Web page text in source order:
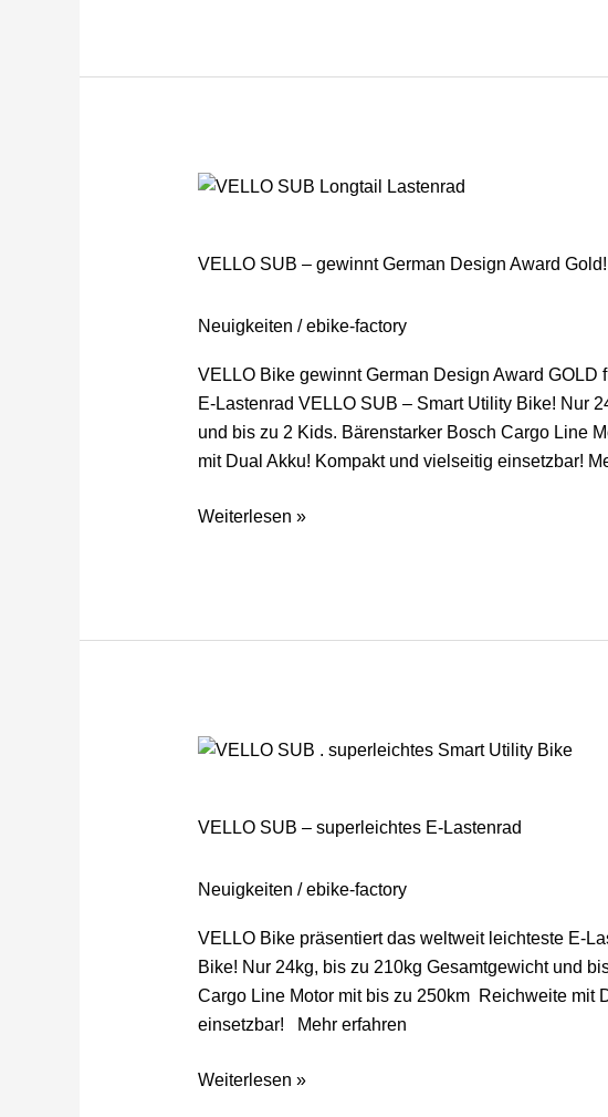
VELLO SUB – gewinnt German Design Award Gold!
Neuigkeiten /ebike-factory
VELLO Bike gewinnt German Design Award GOLD
E-Lastenrad VELLO SUB – Smart Utility Bike! Nur
und bis zu 2 Kids. Bärenstarker Bosch Cargo Line
mit Dual Akku! Kompakt und vielseitig einsetzbar!
VELLO
gewinnt
Design
Gold!
Weiterlesen »
VELLO SUB – superleichtes E-Lastenrad
Neuigkeiten /ebike-factory
VELLO Bike präsentiert das weltweit leichteste E-
Bike! Nur 24kg, bis zu 210kg Gesamtgewicht und
Cargo Line Motor mit bis zu 250km Reichweite mit
einsetzbar! Mehr erfahren
VELLO
superleichtes
Lastenrad
Weiterlesen »